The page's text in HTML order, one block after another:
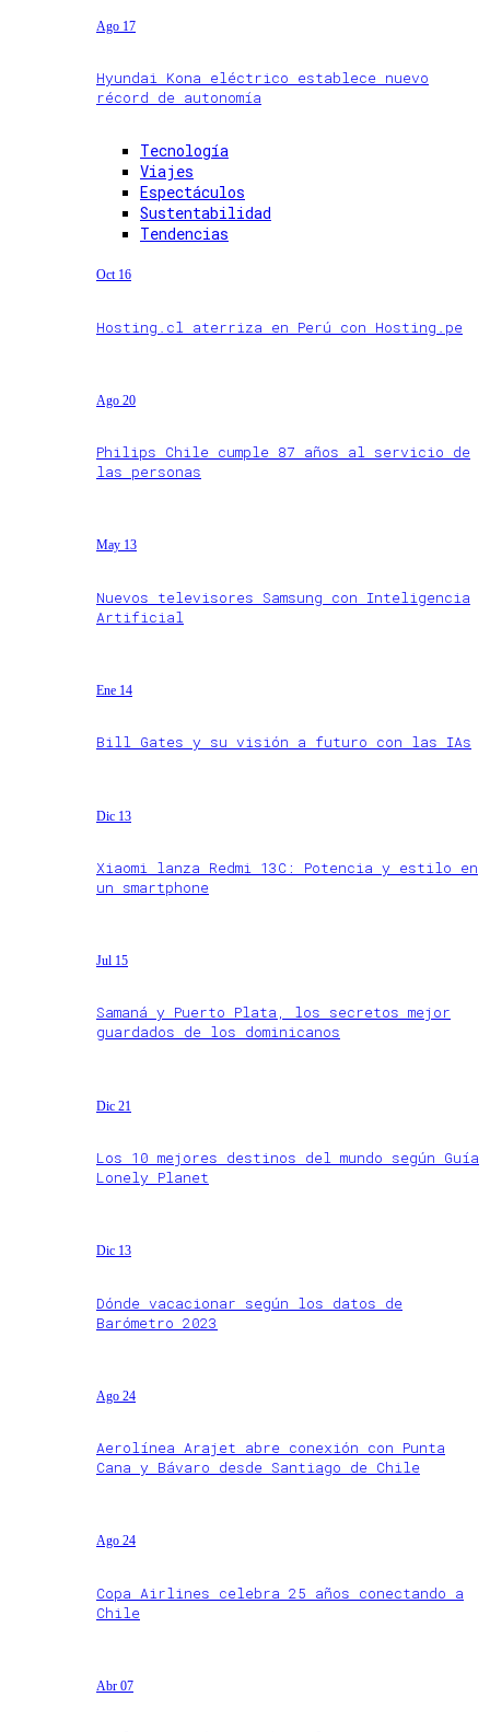
Ago 17
Hyundai Kona eléctrico establece nuevo
récord de autonomía
Tecnología
Viajes
Espectáculos
Sustentabilidad
Tendencias
Oct 16
Hosting.cl aterriza en Perú con Hosting.pe
Ago 20
Philips Chile cumple 87 años al servicio de
las personas
May 13
Nuevos televisores Samsung con Inteligencia
Artificial
Ene 14
Bill Gates y su visión a futuro con las IAs
Dic 13
Xiaomi lanza Redmi 13C: Potencia y estilo en
un smartphone
Jul 15
Samaná y Puerto Plata, los secretos mejor
guardados de los dominicanos
Dic 21
Los 10 mejores destinos del mundo según Guía
Lonely Planet
Dic 13
Dónde vacacionar según los datos de
Barómetro 2023
Ago 24
Aerolínea Arajet abre conexión con Punta
Cana y Bávaro desde Santiago de Chile
Ago 24
Copa Airlines celebra 25 años conectando a
Chile
Abr 07